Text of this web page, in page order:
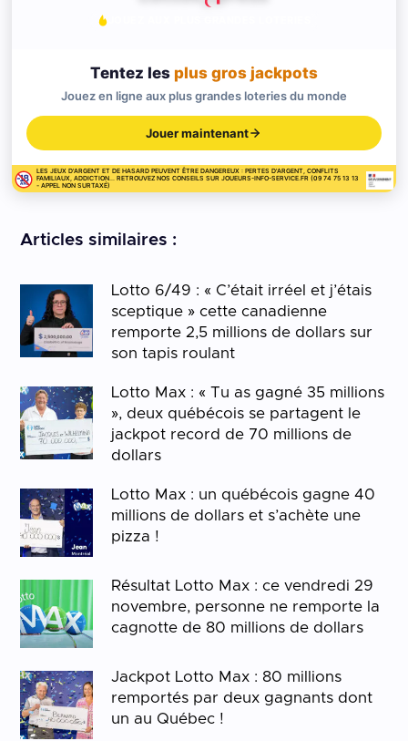
Tentez les plus gros jackpots
Jouez en ligne aux plus grandes loteries du monde
Jouer maintenant
LES JEUX D'ARGENT ET DE HASARD PEUVENT ÊTRE DANGEREUX : PERTES D'ARGENT, CONFLITS
FAMILIAUX, ADDICTION... RETROUVEZ NOS CONSEILS SUR JOUEURS-INFO-SERVICE.FR (09 74 75 13 13
- APPEL NON SURTAXÉ)
Articles similaires :
Lotto 6/49 : « C’était irréel et j’étais
sceptique » cette canadienne
remporte 2,5 millions de dollars sur
son tapis roulant
Lotto Max : « Tu as gagné 35 millions
», deux québécois se partagent le
jackpot record de 70 millions de
dollars
Lotto Max : un québécois gagne 40
millions de dollars et s’achète une
pizza !
Résultat Lotto Max : ce vendredi 29
novembre, personne ne remporte la
cagnotte de 80 millions de dollars
Jackpot Lotto Max : 80 millions
remportés par deux gagnants dont
un au Québec !